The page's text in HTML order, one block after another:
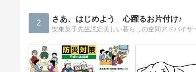
2 さあ、はじめよう 心躍るお片付け♪
安東英子先生認定美しい暮らしの空間アドバイ